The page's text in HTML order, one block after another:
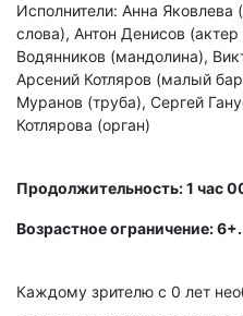
Исполнители: Анна Яковлева
слова), Антон Денисов
Водянников (мандолина),
Арсений Котляров (малый
Муранов (труба), Сергей
Котлярова (орган)
Продолжительность: 1 час
Возрастное ограничение: 6+.
Каждому зрителю c 0 лет